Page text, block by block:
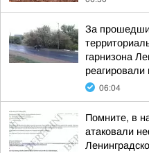
За
гарнизона
06:04
Помните, в
атаковали